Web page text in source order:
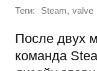
Теги: Steam, valve
После двух
команда